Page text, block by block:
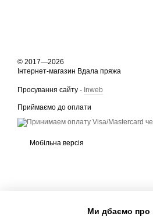
© 2017—2026
Інтернет-магазин Вдала пряжа
Просування сайту - Inweb
Приймаємо до оплати
Мобільна версія
Ми дбаємо про